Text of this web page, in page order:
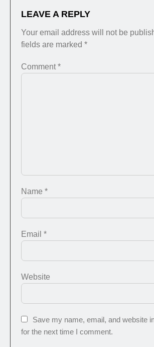
LEAVE A REPLY
Your email address will not be
fields are marked *
Comment*
Name *
Email *
Website
Save my name, email, and website
for the next time I comment.